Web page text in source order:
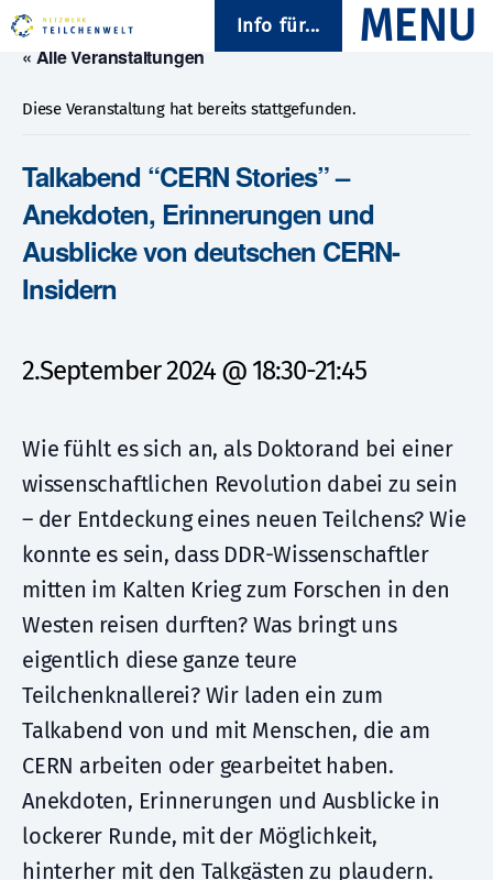
Info für...
« Alle Veranstaltungen
Diese Veranstaltung hat bereits stattgefunden.
Talkabend “CERN Stories” –
Anekdoten, Erinnerungen und
Ausblicke von deutschen CERN-
Insidern
2.September 2024 @ 18:30-21:45
Wie fühlt es sich an, als Doktorand bei einer
wissenschaftlichen Revolution dabei zu sein
– der Entdeckung eines neuen Teilchens? Wie
konnte es sein, dass DDR-Wissenschaftler
mitten im Kalten Krieg zum Forschen in den
Westen reisen durften? Was bringt uns
eigentlich diese ganze teure
Teilchenknallerei? Wir laden ein zum
Talkabend von und mit Menschen, die am
CERN arbeiten oder gearbeitet haben.
Anekdoten, Erinnerungen und Ausblicke in
lockerer Runde, mit der Möglichkeit,
hinterher mit den Talkgästen zu plaudern.